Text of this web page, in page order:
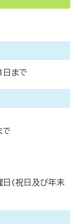
まで
で
(祝日及び年末